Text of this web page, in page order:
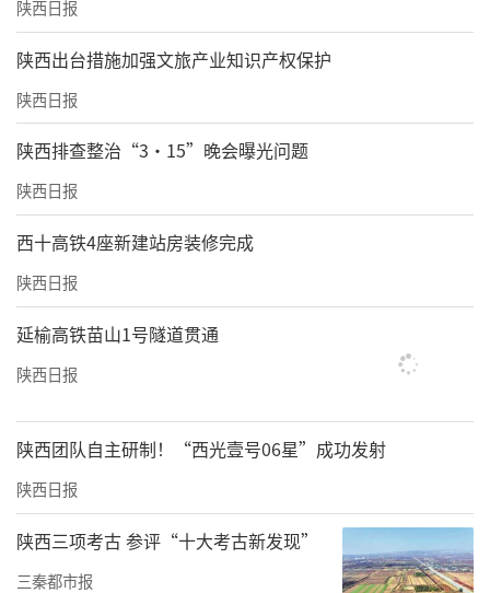
陕西日报
​陕西出台措施加强文旅产业知识产权保护
陕西日报
陕西排查整治“3·15”晚会曝光问题
陕西日报
西十高铁4座新建站房装修完成
陕西日报
延榆高铁苗山1号隧道贯通
陕西日报
陕西团队自主研制！“西光壹号06星”成功发射
陕西日报
陕西三项考古 参评“十大考古新发现”
三秦都市报